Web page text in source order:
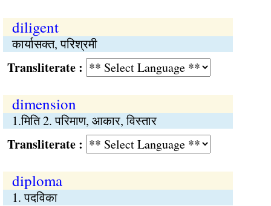
diligent
कार्यासक्‍त, परिश्रमी
:
dimension
1.मिति 2. परिमाण, आकार, विस्तार
:
diploma
1. पदविका